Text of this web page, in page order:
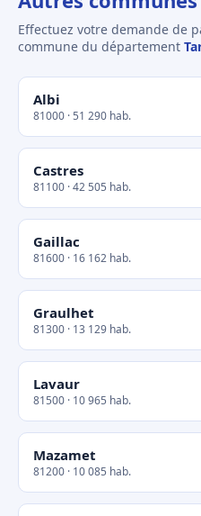
Effectuez votre demande de
commune du département
Albi
81000 · 51 290 hab.
Castres
81100 · 42 505 hab.
Gaillac
81600 · 16 162 hab.
Graulhet
81300 · 13 129 hab.
Lavaur
81500 · 10 965 hab.
Mazamet
81200 · 10 085 hab.